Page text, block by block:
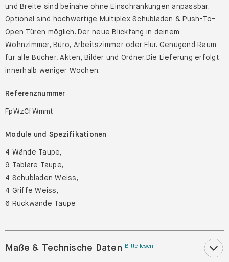
und Breite sind beinahe ohne Einschränkungen anpassbar.
Optional sind hochwertige Multiplex Schubladen & Push-To-
Open Türen möglich. Der neue Blickfang in deinem
Wohnzimmer, Büro, Arbeitszimmer oder Flur. Genügend Raum
für alle Bücher, Akten, Bilder und Ordner.Die Lieferung erfolgt
innerhalb weniger Wochen.
Referenznummer
FpWzCfWmmt
Module und Spezifikationen
4 Wände Taupe,
9 Tablare Taupe,
4 Schubladen Weiss,
4 Griffe Weiss,
6 Rückwände Taupe
Maße & Technische Daten Bitte lesen!